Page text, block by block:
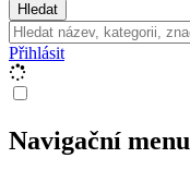
Hledat
Přihlásit
Navigační menu